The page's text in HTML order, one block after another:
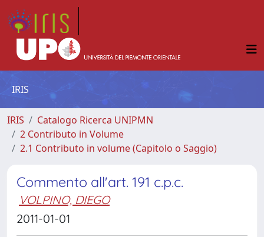
IRIS
IRIS
Catalogo Ricerca UNIPMN
2 Contributo in Volume
2.1 Contributo in volume (Capitolo o Saggio)
Commento all'art. 191 c.p.c.
VOLPINO, DIEGO
2011-01-01